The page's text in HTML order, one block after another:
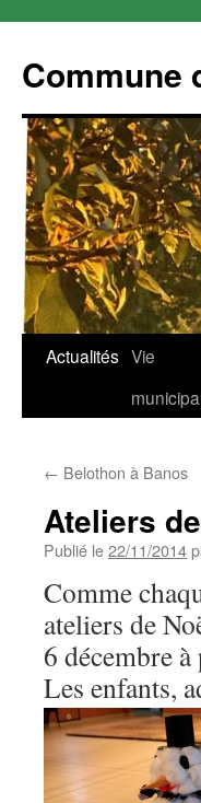
Commune
Aller
Actualités Vie
← Belothon à Banos
Ateliers
Publié le22/11/2014
Comme
ateliers de
6 décembre
Les enfants,